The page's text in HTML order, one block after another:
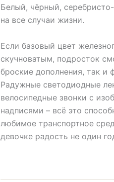
Белый, чёрный,
на все случаи жизни.
Если базовый цвет
скучноватым, подросток
броские дополнения, так и
Радужные светодиодные
велосипедные звонки с
надписями – всё это
любимое транспортное
девочке радость не один